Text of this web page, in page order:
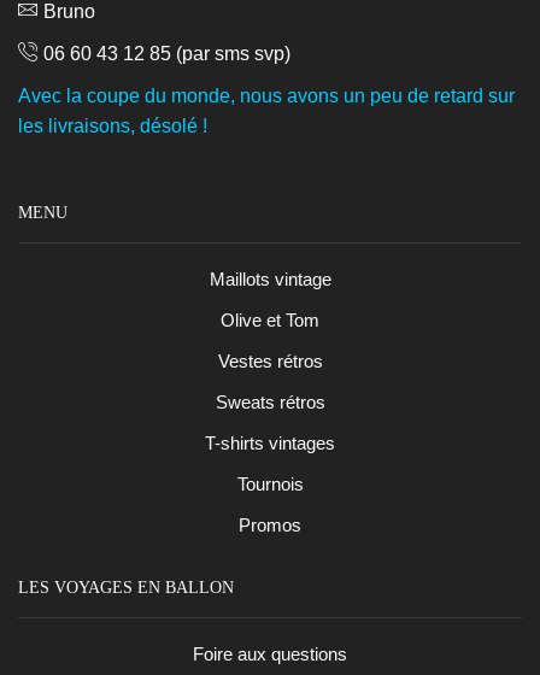
Bruno
06 60 43 12 85 (par sms svp)
Avec la coupe du monde, nous avons un peu de retard sur
les livraisons, désolé !
MENU
Maillots vintage
Olive et Tom
Vestes rétros
Sweats rétros
T-shirts vintages
Tournois
Promos
LES VOYAGES EN BALLON
Foire aux questions